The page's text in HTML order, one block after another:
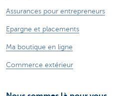
Assurances pour entrepreneurs
Epargne et placements
Ma boutique en ligne
Commerce extérieur